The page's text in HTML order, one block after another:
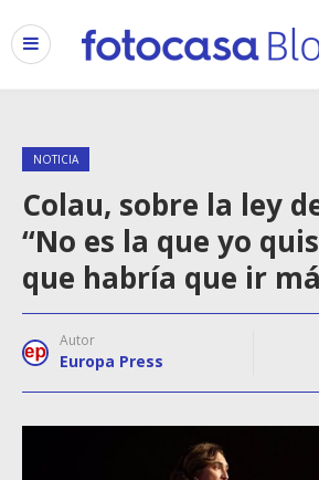
NOTICIA
Colau, sobre la ley
“No es la que yo
que habría que ir
Autor
Europa Press